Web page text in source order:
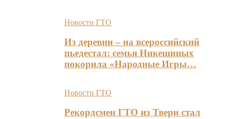
Новости ГТО
Из деревни – на всероссийский
пьедестал: семья Никешиных
покорила «Народные Игры…
Новости ГТО
Рекордсмен ГТО из Твери стал